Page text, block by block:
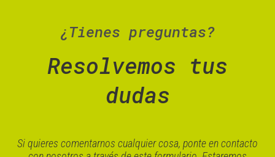
¿Tienes preguntas?
Resolvemos tus
dudas
Si quieres comentarnos cualquier cosa, ponte en contacto